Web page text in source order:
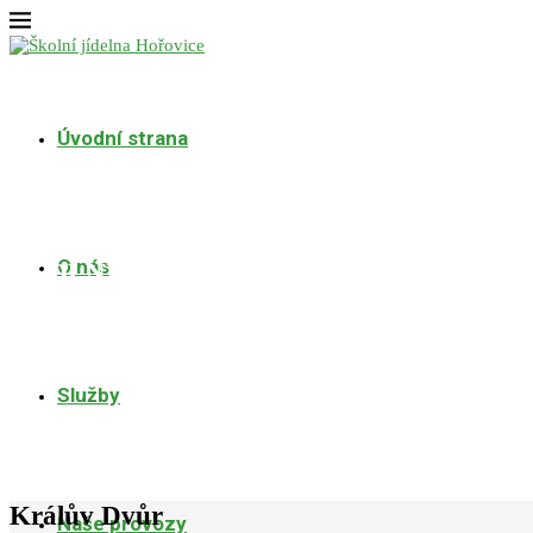
Úvodní strana
O nás
Služby
Naše provozy
ŠKOLNÍ JÍDELNA KRÁLŮV DVŮR
Králův Dvůr